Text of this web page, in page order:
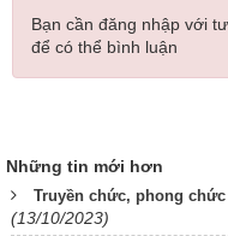
Bạn cần đăng nhập với
để có thể bình luận
Những tin mới hơn
Truyền chức, phong
(13/10/2023)